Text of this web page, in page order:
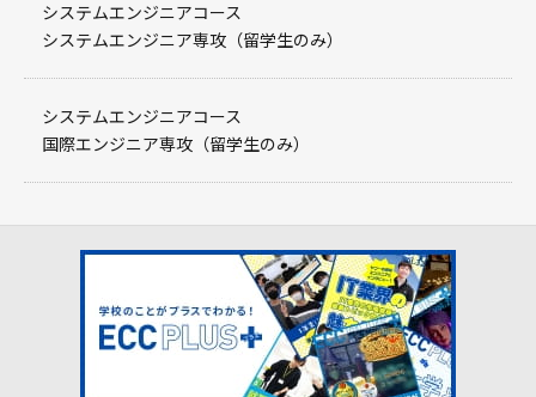
システムエンジニアコース
システムエンジニア専攻（留学生のみ）
システムエンジニアコース
国際エンジニア専攻（留学生のみ）